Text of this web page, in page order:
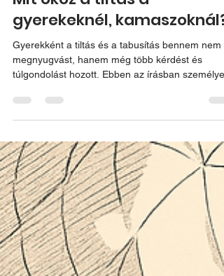
önreflexió
Mit okoz a tiltás a
gyerekeknél, kamaszoknál?
Gyerekként a tiltás és a tabusítás bennem nem
példákon keresztül mesélek arról, miért nem
tartom fontosnak a nyílt kommunikációt.
dúlaként és coachként abban hiszek, hogy az
információ és a kérdezés szabadsága
ad – gyereknek és felnőttnek egyaránt.